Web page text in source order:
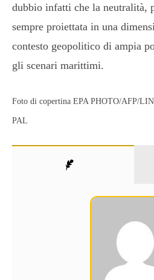
dubbio infatti che la neutralità,
sempre proiettata in una
contesto geopolitico di ampia
gli scenari marittimi.
Foto di copertina EPA PHOTO/AFP/
PAL